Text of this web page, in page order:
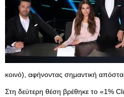
κοινό), αφήνοντας σημαντική
Στη δεύτερη θέση βρέθηκε το «1%